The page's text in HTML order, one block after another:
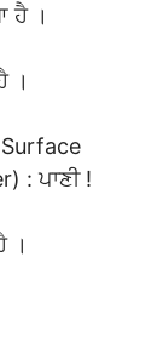
ਹੈ ।
।
: ਪਾਣੀ !
।